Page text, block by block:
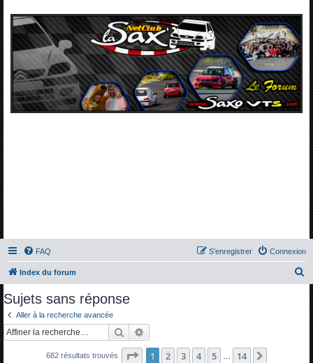
FAQ Connexion
S’enregistrer
Index du forum
Sujets sans réponse
Aller à la recherche avancée
Rechercher
682 résultats trouvés Page 1sur14
1 2 3 4 5 14